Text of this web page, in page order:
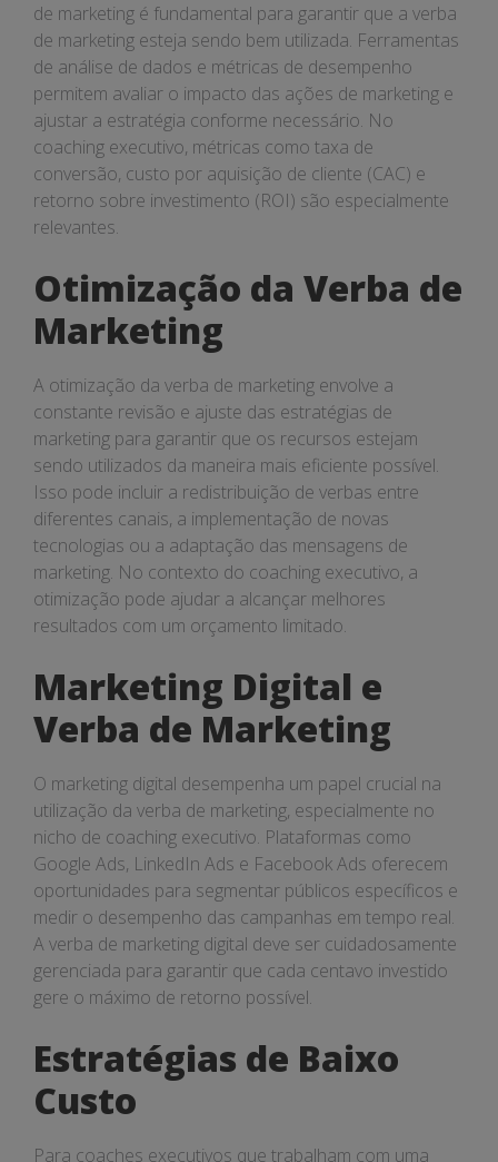
de marketing é fundamental para garantir que a verba
de marketing esteja sendo bem utilizada. Ferramentas
de análise de dados e métricas de desempenho
permitem avaliar o impacto das ações de marketing e
ajustar a estratégia conforme necessário. No
coaching executivo, métricas como taxa de
conversão, custo por aquisição de cliente (CAC) e
retorno sobre investimento (ROI) são especialmente
relevantes.
Otimização da Verba de
Marketing
A otimização da verba de marketing envolve a
constante revisão e ajuste das estratégias de
marketing para garantir que os recursos estejam
sendo utilizados da maneira mais eficiente possível.
Isso pode incluir a redistribuição de verbas entre
diferentes canais, a implementação de novas
tecnologias ou a adaptação das mensagens de
marketing. No contexto do coaching executivo, a
otimização pode ajudar a alcançar melhores
resultados com um orçamento limitado.
Marketing Digital e
Verba de Marketing
O marketing digital desempenha um papel crucial na
utilização da verba de marketing, especialmente no
nicho de coaching executivo. Plataformas como
Google Ads, LinkedIn Ads e Facebook Ads oferecem
oportunidades para segmentar públicos específicos e
medir o desempenho das campanhas em tempo real.
A verba de marketing digital deve ser cuidadosamente
gerenciada para garantir que cada centavo investido
gere o máximo de retorno possível.
Estratégias de Baixo
Custo
Para coaches executivos que trabalham com uma